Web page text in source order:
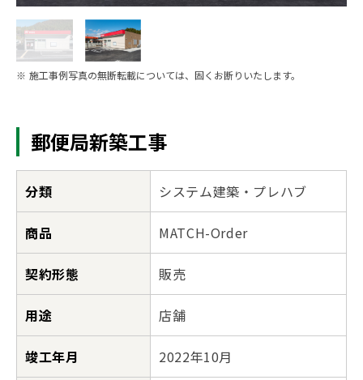
※ 施工事例写真の無断転載については、固くお断りいたします。
郵便局新築工事
分類 システム建築・プレハブ
商品 MATCH-Order
契約形態 販売
用途 店舗
竣工年月 2022年10月